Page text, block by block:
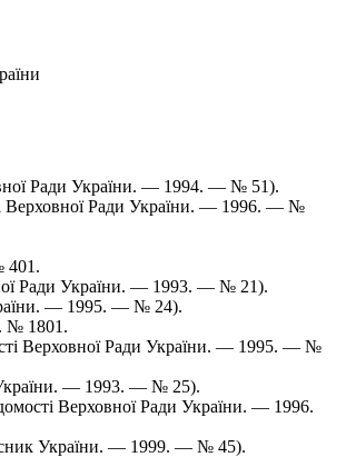
Ради України. — 1994. — № 51).
Верховної Ради України. — 1996. — №
401.
Ради України. — 1993. — № 21).
— 1995. — № 24).
№ 1801.
Верховної Ради України. — 1995. — №
України. — 1993. — № 25).
Верховної Ради України. — 1996.
України. — 1999. — № 45).